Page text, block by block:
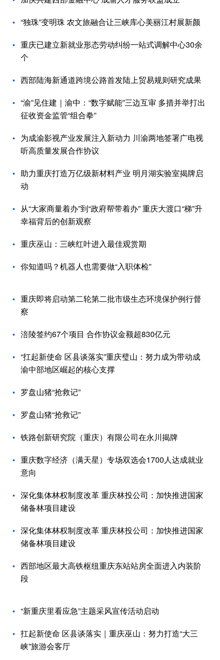
“独珠”变明珠 农文旅融合让三峡库心美丽江村展新颜
重庆已建立新就业形态劳动纠纷一站式调解中心30余
个
西部陆海新通道跨境公路首发陆上贸易规则研究成果
“渝”见住建｜渝中：“数字赋能”三边互审 多措并举打出
征收资金监管“组合拳”
为成渝影视产业发展注入新动力 川渝两地签署广电视
听高质量发展合作协议
助力重庆打造万亿级新材料产业 明月湖实验室揭牌启
动
从“大家商量着办”到“政府帮带着办” 重庆大渡口“梯”升
幸福背后的创新观察
重庆巫山：三峡红叶进入最佳观赏期
你知道吗？机器人也需要做“入职体检”
重庆即将启动第二轮第二批市级生态环境保护例行督
察
涪陵签约67个项目 合作协议金额超830亿元
“扛起新使命 区县谈落实”重庆璧山：努力成为带动成
渝中部地区崛起的核心支撑
罗盘山猪“抢救记”
罗盘山猪“抢救记”
铁路创新研究院（重庆）有限公司在永川揭牌
重庆数字经济（满天星）专场双选会1700人达成就业
意向
深化集体林权制度改革 重庆林投公司：加快推进国家
储备林项目建设
深化集体林权制度改革 重庆林投公司：加快推进国家
储备林项目建设
西部地区最大高铁枢纽重庆东站站房全面进入内装阶
段
“新重庆里看应急”主题采风宣传活动启动
扛起新使命 区县谈落实｜重庆巫山：努力打造“大三
峡”旅游会客厅